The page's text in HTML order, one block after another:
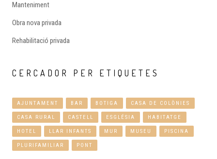
Manteniment
Obra nova privada
Rehabilitació privada
CERCADOR PER ETIQUETES
AJUNTAMENT BAR BOTIGA CASA DE COLÒNIES
CASA RURAL CASTELL ESGLÉSIA HABITATGE
HOTEL LLAR INFANTS MUR MUSEU PISCINA
PLURIFAMILIAR PONT